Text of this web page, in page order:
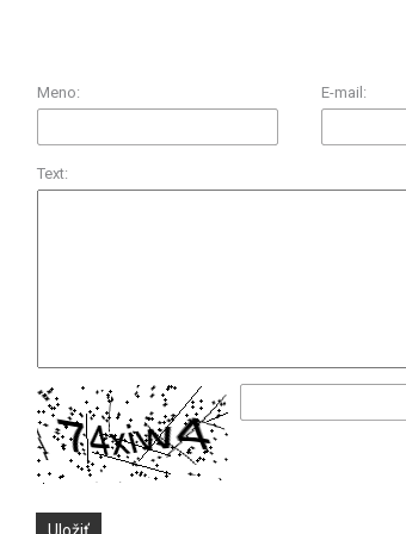
Meno: E-mail:
Text: